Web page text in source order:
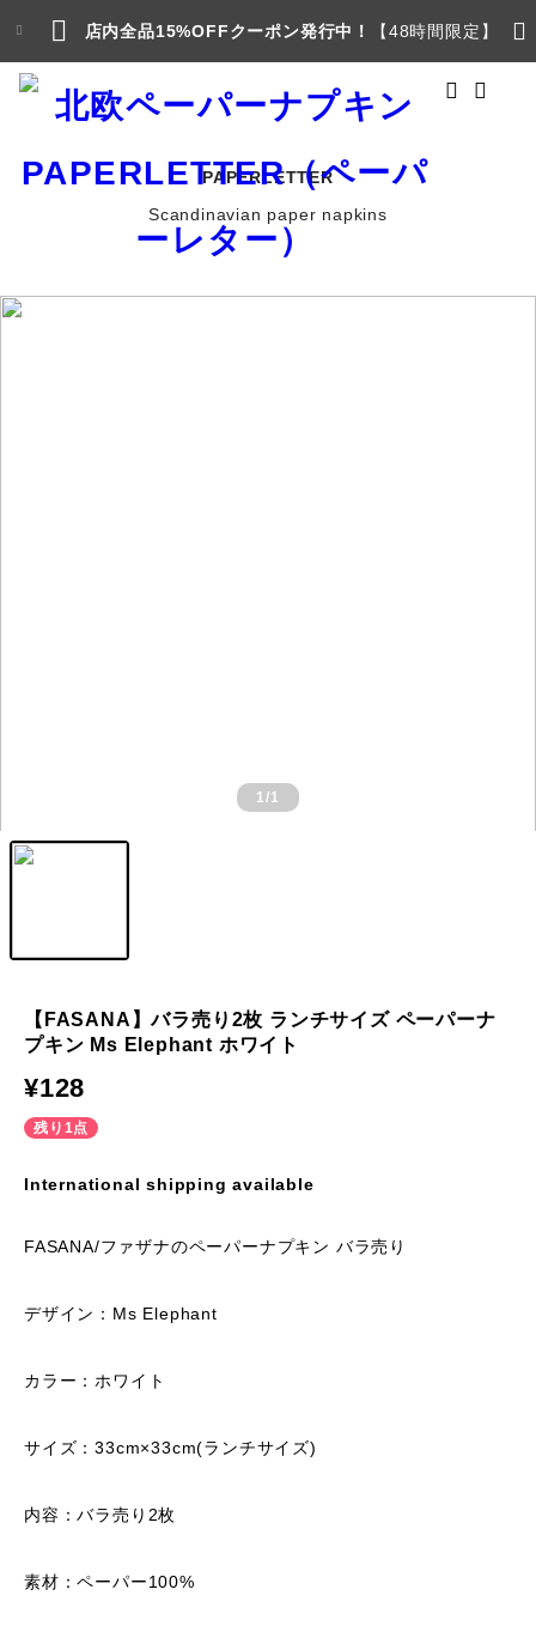
店内全品15%OFFクーポン発行中！ 【48時間限定】
PAPERLETTER
Scandinavian paper napkins
1/1
【FASANA】バラ売り2枚 ランチサイズ ペーパーナ
プキン Ms Elephant ホワイト
¥128
残り1点
International shipping available
FASANA/ファザナのペーパーナプキン バラ売り
デザイン：Ms Elephant
カラー：ホワイト
サイズ：33cm×33cm(ランチサイズ)
内容：バラ売り2枚
素材：ペーパー100%